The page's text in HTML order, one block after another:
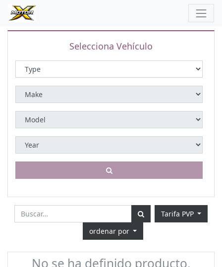
Selecciona Vehículo
Tarifa PVP
ordenar por
No se ha definido producto.